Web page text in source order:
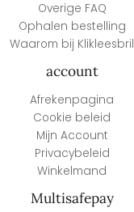
Overige FAQ
Ophalen bestelling
Waarom bij Klikleesbril
account
Afrekenpagina
Cookie beleid
Mijn Account
Privacybeleid
Winkelmand
Multisafepay